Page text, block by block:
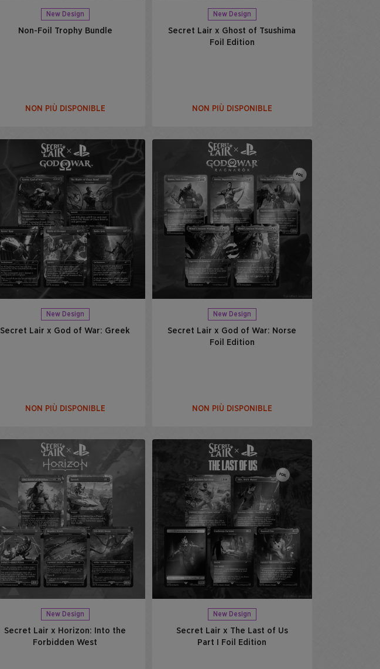
New Design
Non-Foil Trophy Bundle
NON PIÙ DISPONIBLE
New Design
Secret Lair x Ghost of Tsushima
Foil Edition
NON PIÙ DISPONIBLE
New Design
Secret Lair x God of War: Greek
NON PIÙ DISPONIBLE
New Design
Secret Lair x God of War: Norse
Foil Edition
NON PIÙ DISPONIBLE
New Design
Secret Lair x Horizon: Into the
Forbidden West
New Design
Secret Lair x The Last of Us
Part I Foil Edition